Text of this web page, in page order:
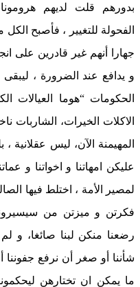
بدورهم قلت لديهم
الفحولة للتغيير ، فأصبح الكل
جهارا أنهم غير قادرين على
و يدافع عند الضرورة ، ليبقى
الحكومات “هوما العيالات
الاكلات الخيرات، الشاربات
المهيمنة الآن، ليس عقلانية ،
عليكن امهاتنا و اخواتنا و
لمصير الأمة ، اختلط فيها
فكرتن و ميزتن من
رضعنا منكن لبنا صائغا، و
شأننا أو صغر أن نرفع جفوننا
ما يمكن ان تختارهن